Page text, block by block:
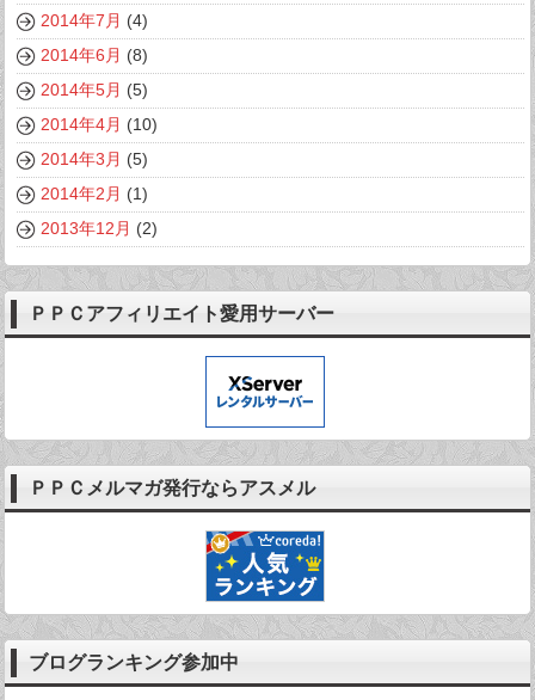
2014年7月 (4)
2014年6月 (8)
2014年5月 (5)
2014年4月 (10)
2014年3月 (5)
2014年2月 (1)
2013年12月 (2)
ＰＰＣアフィリエイト愛用サーバー
ＰＰＣメルマガ発行ならアスメル
ブログランキング参加中